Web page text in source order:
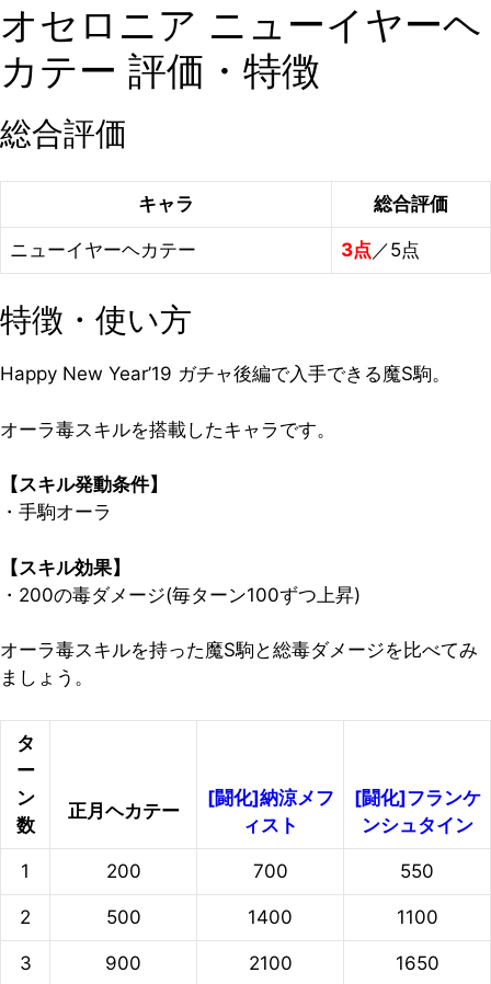
オセロニア ニューイヤーヘ
カテー 評価・特徴
総合評価
キャラ 総合評価
ニューイヤーヘカテー 3点 ／5点
特徴・使い方
Happy New Year’19 ガチャ後編で入手できる魔S駒。
オーラ毒スキルを搭載したキャラです。
【スキル発動条件】
・手駒オーラ
【スキル効果】
・200の毒ダメージ(毎ターン100ずつ上昇)
オーラ毒スキルを持った魔S駒と総毒ダメージを比べてみ
ましょう。
タ
ー
ン
数
正月ヘカテー
[闘化]納涼メフ
ィスト
[闘化]フランケ
ンシュタイン
1 200 700 550
2 500 1400 1100
3 900 2100 1650